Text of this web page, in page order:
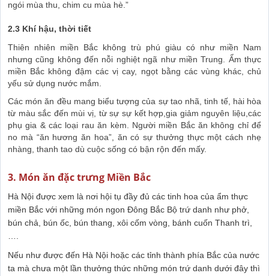
ngói mùa thu, chim cu mùa hè.”
2.3 Khí hậu, thời tiết
Thiên nhiên miền Bắc không trù phú giàu có như miền Nam
nhưng cũng không đến nỗi nghiệt ngã như miền Trung. Ẩm thực
miền Bắc không đậm các vị cay, ngọt bằng các vùng khác, chủ
yếu sử dụng nước mắm.
Các món ăn đều mang biểu tượng của sự tao nhã, tinh tế, hài hòa
từ màu sắc đến mùi vị, từ sự sự kết hợp,gia giảm nguyên liệu,các
phụ gia & các loại rau ăn kèm. Người miền Bắc ăn không chỉ để
no mà “ăn hương ăn hoa”, ăn có sự thưởng thực một cách nhẹ
nhàng, thanh tao dù cuộc sống có bận rộn đến mấy.
3. Món ăn đặc trưng Miền Bắc
Hà Nội được xem là nơi hội tụ đầy đủ các tinh hoa của ẩm thực
miền Bắc với những món ngon Đông Bắc Bộ trứ danh như phở,
bún chả, bún ốc, bún thang, xôi cốm vòng, bánh cuốn Thanh trì,
….
Nếu như được đến Hà Nội hoặc các tỉnh thành phía Bắc của nước
ta mà chưa một lần thưởng thức những món trứ danh dưới đây thì